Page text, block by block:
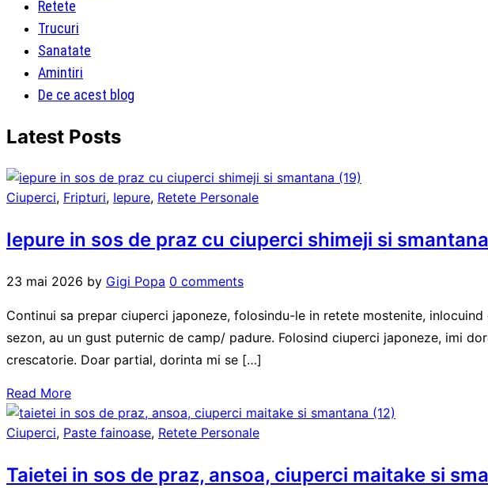
Retete
Trucuri
Sanatate
Amintiri
De ce acest blog
Latest Posts
Ciuperci, Fripturi, Iepure, Retete Personale
Iepure in sos de praz cu ciuperci shimeji si smantana
23 mai 2026 by Gigi Popa 0 comments
Continui sa prepar ciuperci japoneze, folosindu-le in retete mostenite,
sezon, au un gust puternic de camp/ padure. Folosind ciuperci japoneze, imi
crescatorie. Doar partial, dorinta mi se […]
Read More
Ciuperci, Paste fainoase, Retete Personale
Taietei in sos de praz, ansoa, ciuperci maitake si